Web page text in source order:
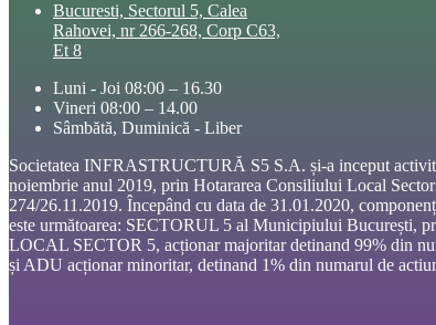
Bucuresti, Sectorul 5, Calea
Rahovei, nr 266-268, Corp C63,
Et 8
Luni - Joi 08:00 – 16.30
Vineri 08:00 – 14.00
Sâmbătă, Duminică - Liber
Societatea INFRASTRUCTURĂ S5 S.A. și-a inceput
noiembrie anul 2019, prin Hotararea Consiliului Local
274/26.11.2019. Începând cu data de 31.01.2020,
este următoarea: SECTORUL 5 al Municipiului București,
LOCAL SECTOR 5, acționar majoritar detinand 99% din
și ADU acționar minoritar, detinand 1% din numarul de